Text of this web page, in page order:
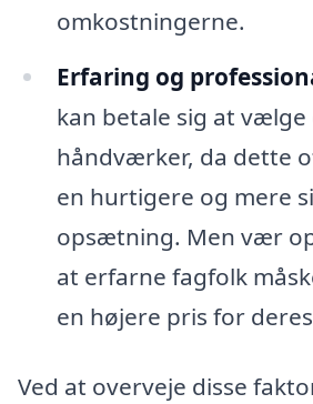
omkostningerne.
Erfaring og
kan betale sig at
håndværker, da dette
en hurtigere og mere
opsætning. Men vær
at erfarne fagfolk
en højere pris for
Ved at overveje disse